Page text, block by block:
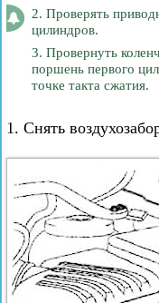
2. Проверять
цилиндров.
3. Провернуть
поршень первого
точке такта сжатия.
1. Снять